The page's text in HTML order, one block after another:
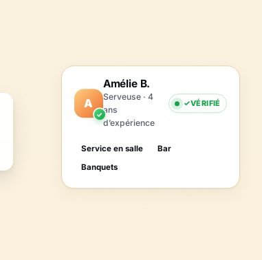
A
Amélie B.
Serveuse · 4
ans
d’expérience
VÉRIFIÉ
Service en salle
Bar
Banquets